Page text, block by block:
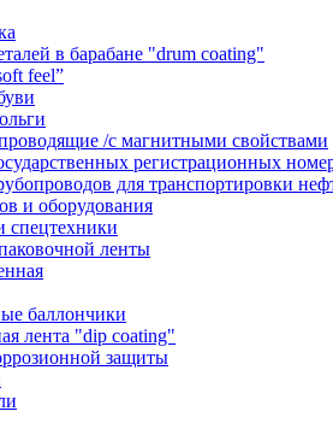
в барабане "drum coating"
feel”
/с магнитными свойствами
регистрационных
для транспортировки
и оборудования
спецтехники
ленты
баллончики
лента "dip coating"
защиты